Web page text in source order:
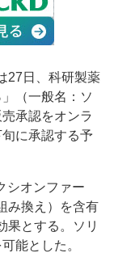
27日、科研製薬
（一般名：ソ
承認をオンラ
に承認する予
シオンファー
み換え）を含有
果とする。ソリ
能とした。